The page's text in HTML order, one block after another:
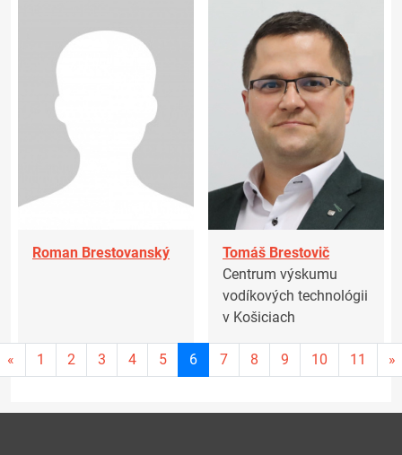
Roman Brestovanský
Tomáš Brestovič
Centrum výskumu
vodíkových technológii
v Košiciach
« 1 2 3 4 5 6Aktuálna
stránka
7 8 9 10 11 »